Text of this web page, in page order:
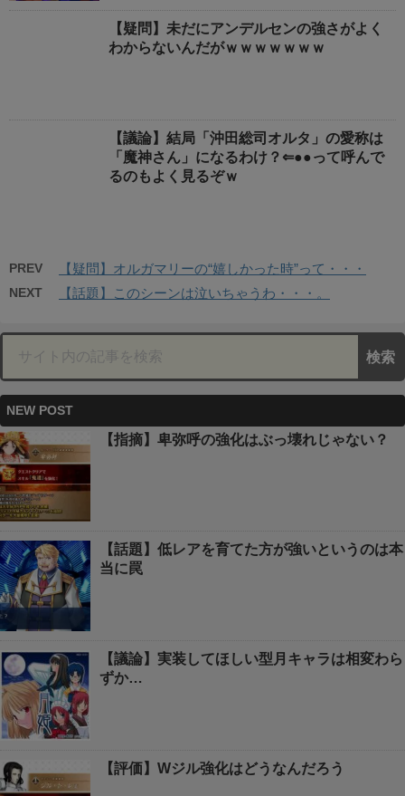
【疑問】未だにアンデルセンの強さがよく
わからないんだがｗｗｗｗｗｗｗ
【議論】結局「沖田総司オルタ」の愛称は
「魔神さん」になるわけ？⇐●●って呼んで
るのもよく見るぞｗ
PREV 【疑問】オルガマリーの“嬉しかった時”って・・・
NEXT 【話題】このシーンは泣いちゃうわ・・・。
NEW POST
【指摘】卑弥呼の強化はぶっ壊れじゃない？
【話題】低レアを育てた方が強いというのは本
当に罠
【議論】実装してほしい型月キャラは相変わら
ずか…
【評価】Wジル強化はどうなんだろう